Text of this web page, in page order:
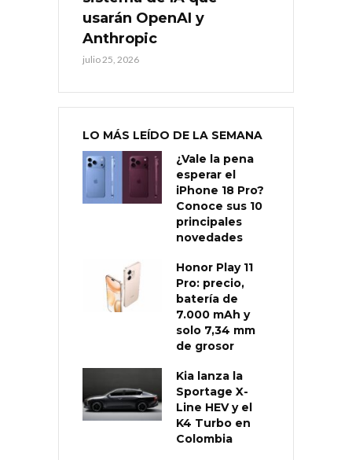
usarán OpenAI y
Anthropic
julio 25, 2026
LO MÁS LEÍDO DE LA SEMANA
¿Vale la pena
esperar el
iPhone 18 Pro?
Conoce sus 10
principales
novedades
Honor Play 11
Pro: precio,
batería de
7.000 mAh y
solo 7,34 mm
de grosor
Kia lanza la
Sportage X-
Line HEV y el
K4 Turbo en
Colombia